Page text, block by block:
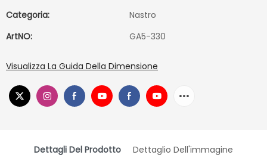
Categoria:
Nastro
ArtNO:
GA5-330
Visualizza La Guida Della Dimensione
Dettagli Del Prodotto Dettaglio Dell'immagine